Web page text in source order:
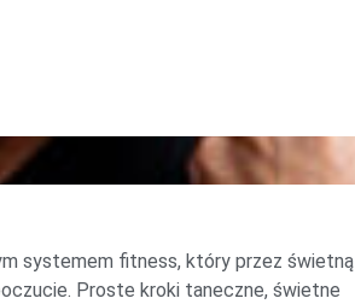
systemem fitness, który przez świetną
Proste kroki taneczne, świetne